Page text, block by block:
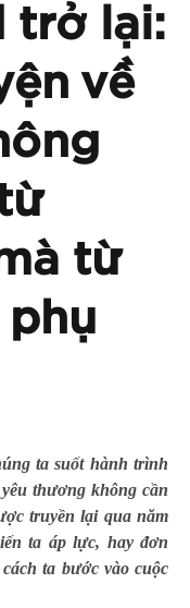
trở lại:
về
từ
ta suốt hành trình
thương không cần
truyền lại qua năm
ta áp lực, hay đơn
ta bước vào cuộc